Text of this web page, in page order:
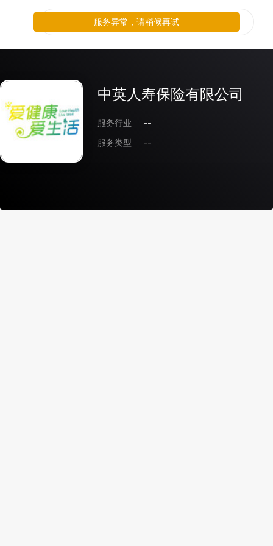
中英人寿保险有限公司
服务行业
--
服务类型
--
服务异常，请稍候再试